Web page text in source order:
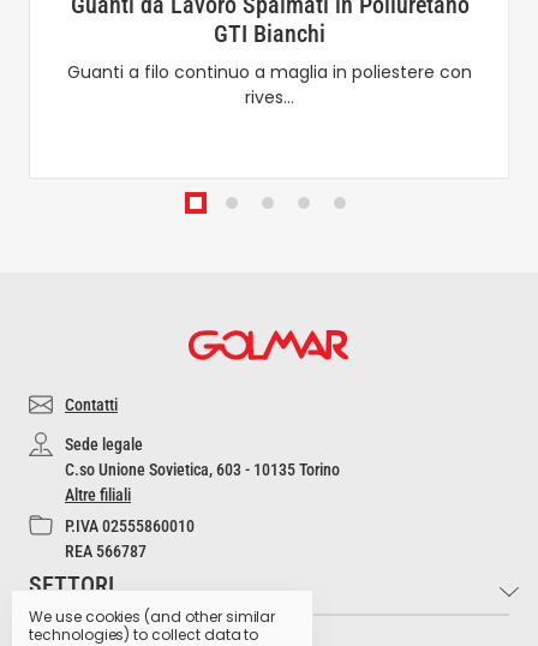
GTI Bianchi
Guanti a filo continuo a maglia in poliestere con
rives…
Contatti
Sede legale
C.so Unione Sovietica, 603 - 10135 Torino
Altre filiali
P.IVA 02555860010
REA 566787
SETTORI
We use cookies (and other similar
technologies) to collect data to